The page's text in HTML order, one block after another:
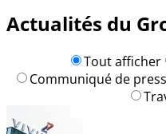
Actualités du
Tout afficher
Communiqué de